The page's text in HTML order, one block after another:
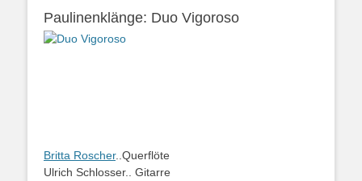
Paulinenklänge: Duo Vigoroso
Britta Roscher..Querflöte
Ulrich Schlosser.. Gitarre